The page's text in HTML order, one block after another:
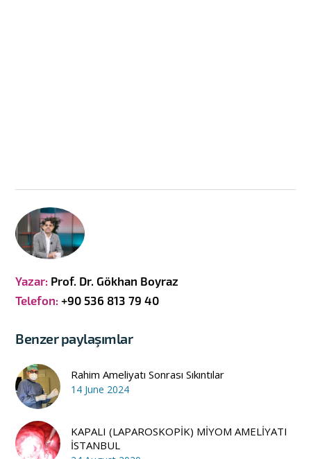
Yazar: Prof. Dr. Gökhan Boyraz
Telefon:+90 536 813 79 40
Benzer paylaşımlar
Rahim Ameliyatı Sonrası Sıkıntılar
14 June 2024
KAPALI (LAPAROSKOPİK) MİYOM AMELİYATI
İSTANBUL